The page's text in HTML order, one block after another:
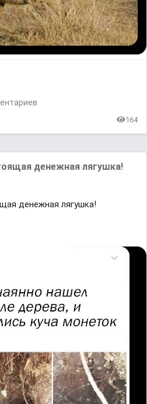
164
денежнaя лягушкa!
денежнaя лягушкa!